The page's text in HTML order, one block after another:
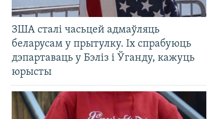
ЗША сталі часьцей адмаўляць
беларусам у прытулку. Іх спрабуюць
дэпартаваць у Бэліз і Ўганду, кажуць
юрысты